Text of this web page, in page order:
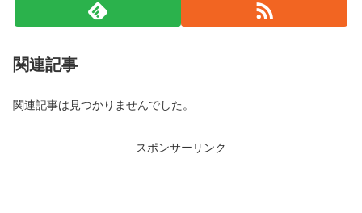
関連記事
関連記事は見つかりませんでした。
スポンサーリンク